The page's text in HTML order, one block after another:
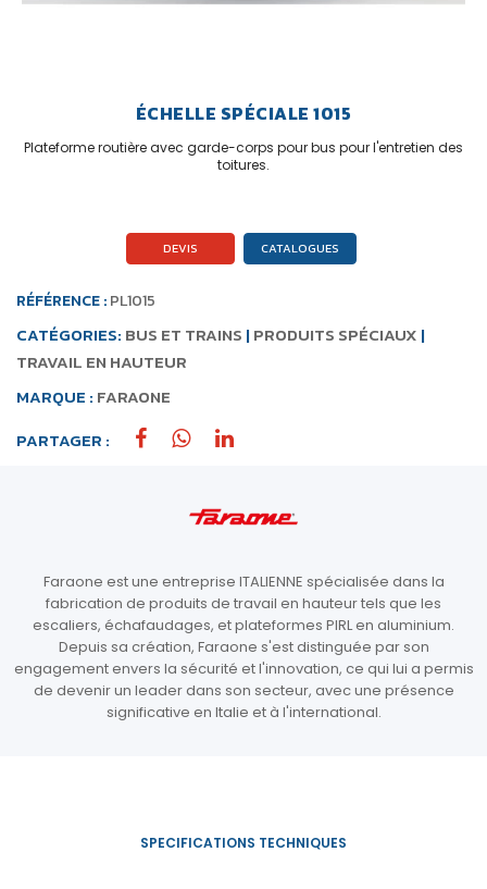
ÉCHELLE SPÉCIALE 1015
Plateforme routière avec garde-corps pour bus pour l'entretien des
toitures.
RÉFÉRENCE :PL1015
CATÉGORIES: BUS ET TRAINS | PRODUITS SPÉCIAUX |
TRAVAIL EN HAUTEUR
MARQUE : FARAONE
PARTAGER :
DEVIS CATALOGUES
Faraone est une entreprise ITALIENNE spécialisée dans la
fabrication de produits de travail en hauteur tels que les
escaliers, échafaudages, et plateformes PIRL en aluminium.
Depuis sa création, Faraone s'est distinguée par son
engagement envers la sécurité et l'innovation, ce qui lui a permis
de devenir un leader dans son secteur, avec une présence
significative en Italie et à l'international.